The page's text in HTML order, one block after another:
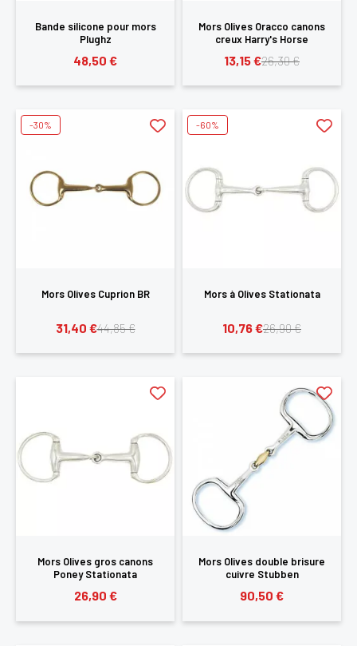
Bande silicone pour mors
Plughz
48,50 €
Mors Olives Oracco canons
creux Harry's Horse
26,30 €
13,15 €
Mors Olives Cuprion BR
44,85 €
31,40 €
-30%
Mors à Olives Stationata
26,90 €
10,76 €
-60%
Mors Olives gros canons
Poney Stationata
26,90 €
Mors Olives double brisure
cuivre Stubben
90,50 €